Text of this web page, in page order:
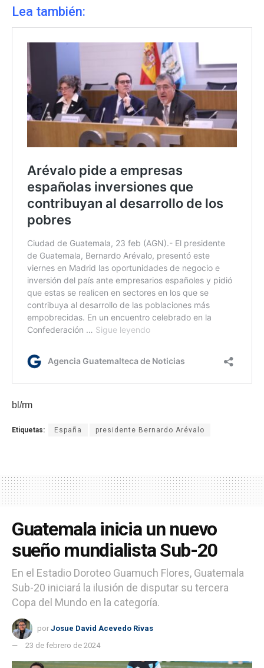
Lea también:
bl/rm
Etiquetas: España presidente Bernardo Arévalo
Guatemala inicia un nuevo
sueño mundialista Sub-20
En el Estadio Doroteo Guamuch Flores, Guatemala
Sub-20 iniciará la ilusión de disputar su tercera
Copa del Mundo en la categoría.
por Josue David Acevedo Rivas
23 de febrero de 2024